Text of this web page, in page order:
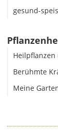
gesund-
Heilpflanzen
Berühmte
Meine